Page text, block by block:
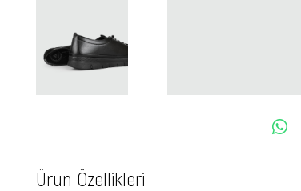
Ürün Özellikleri